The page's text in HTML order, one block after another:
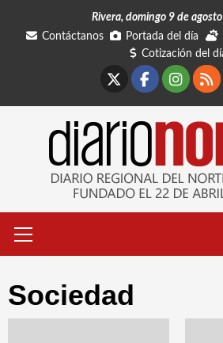
Rivera, domingo 9 de
Contáctanos
Portada del día
Cotización del
primario
Sociedad